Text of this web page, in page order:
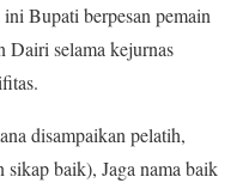
Bupati berpesan pemain
Dairi selama kejurnas
disampaikan pelatih,
baik), Jaga nama baik